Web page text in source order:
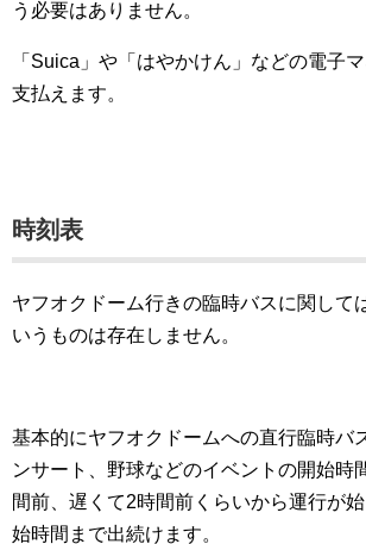
う必要はありません。
「Suica」や「はやかけん」などの電子
支払えます。
時刻表
ヤフオクドーム行きの臨時バスに関して
いうものは存在しません。
基本的にヤフオクドームへの直行臨時バ
ンサート、野球などのイベントの開始時
間前、遅くて2時間前くらいから運行が
始時間まで出続けます。